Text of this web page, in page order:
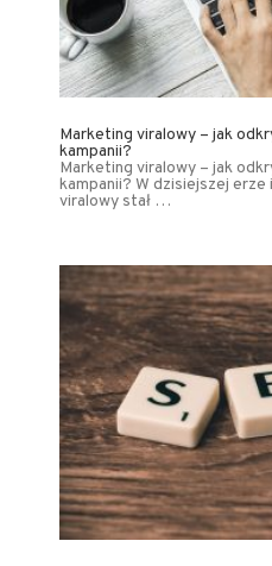
Marketing viralowy – jak
kampanii?
Marketing viralowy – jak
kampanii? W dzisiejszej
viralowy stał …